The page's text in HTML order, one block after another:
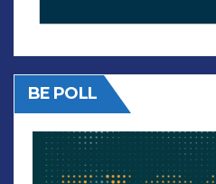
BE POLL